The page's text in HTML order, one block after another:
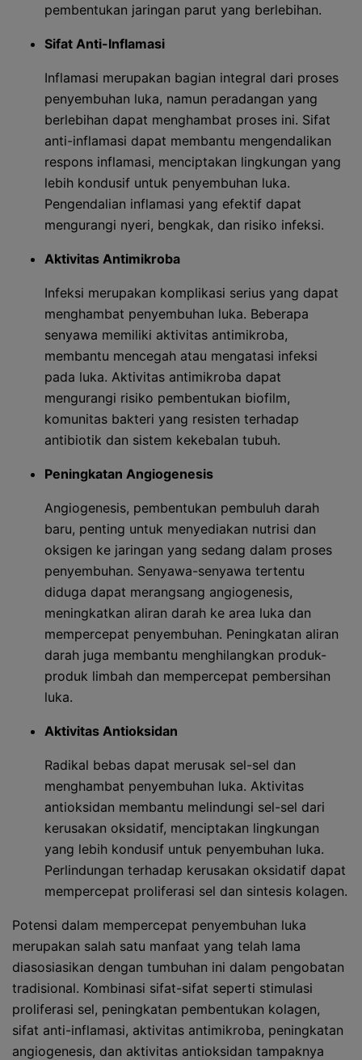
pembentukan jaringan parut yang berlebihan.
Sifat Anti-Inflamasi
Inflamasi merupakan bagian integral dari proses
penyembuhan luka, namun peradangan yang
berlebihan dapat menghambat proses ini. Sifat
anti-inflamasi dapat membantu mengendalikan
respons inflamasi, menciptakan lingkungan yang
lebih kondusif untuk penyembuhan luka.
Pengendalian inflamasi yang efektif dapat
mengurangi nyeri, bengkak, dan risiko infeksi.
Aktivitas Antimikroba
Infeksi merupakan komplikasi serius yang dapat
menghambat penyembuhan luka. Beberapa
senyawa memiliki aktivitas antimikroba,
membantu mencegah atau mengatasi infeksi
pada luka. Aktivitas antimikroba dapat
mengurangi risiko pembentukan biofilm,
komunitas bakteri yang resisten terhadap
antibiotik dan sistem kekebalan tubuh.
Peningkatan Angiogenesis
Angiogenesis, pembentukan pembuluh darah
baru, penting untuk menyediakan nutrisi dan
oksigen ke jaringan yang sedang dalam proses
penyembuhan. Senyawa-senyawa tertentu
diduga dapat merangsang angiogenesis,
meningkatkan aliran darah ke area luka dan
mempercepat penyembuhan. Peningkatan aliran
darah juga membantu menghilangkan produk-
produk limbah dan mempercepat pembersihan
luka.
Aktivitas Antioksidan
Radikal bebas dapat merusak sel-sel dan
menghambat penyembuhan luka. Aktivitas
antioksidan membantu melindungi sel-sel dari
kerusakan oksidatif, menciptakan lingkungan
yang lebih kondusif untuk penyembuhan luka.
Perlindungan terhadap kerusakan oksidatif dapat
mempercepat proliferasi sel dan sintesis kolagen.
Potensi dalam mempercepat penyembuhan luka
merupakan salah satu manfaat yang telah lama
diasosiasikan dengan tumbuhan ini dalam pengobatan
tradisional. Kombinasi sifat-sifat seperti stimulasi
proliferasi sel, peningkatan pembentukan kolagen,
sifat anti-inflamasi, aktivitas antimikroba, peningkatan
angiogenesis, dan aktivitas antioksidan tampaknya